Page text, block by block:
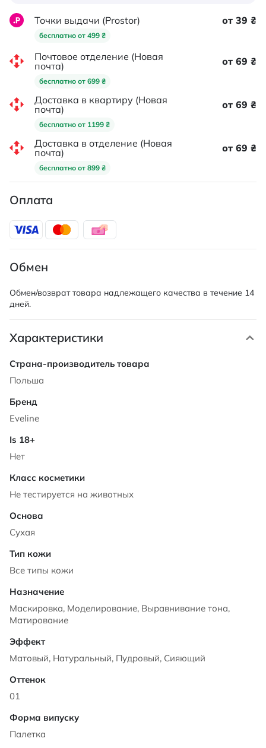
Точки выдачи (Prostor)
бесплатно от 499 ₴
от 39 ₴
Почтовое отделение (Новая
почта)
бесплатно от 699 ₴
от 69 ₴
Доставка в квартиру (Новая
почта)
бесплатно от 1199 ₴
от 69 ₴
Доставка в отделение (Новая
почта)
бесплатно от 899 ₴
от 69 ₴
Оплата
Обмен
Обмен/возврат товара надлежащего качества в течение 14
дней.
Характеристики
Характеристики
Польша
Eveline
Нет
Не тестируется на животных
Сухая
Все типы кожи
Маскировка, Моделирование, Выравнивание тона,
Матирование
Матовый, Натуральный, Пудровый, Сияющий
01
Палетка